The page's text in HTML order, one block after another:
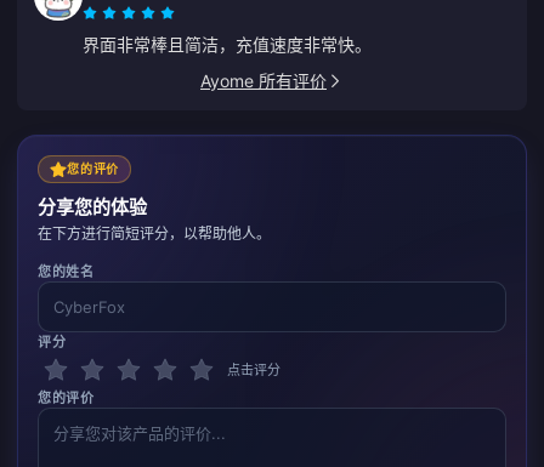
界面非常棒且简洁，充值速度非常快。
Ayome 所有评价
您的评价
分享您的体验
在下方进行简短评分，以帮助他人。
您的姓名
评分
点击评分
您的评价